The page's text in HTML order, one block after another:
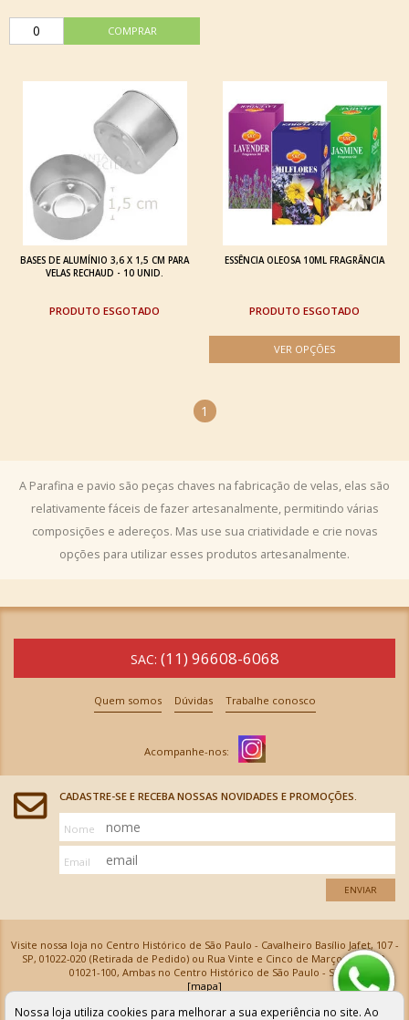
BASES DE ALUMÍNIO 3,6 X 1,5 CM PARA
VELAS RECHAUD - 10 UNID.
ESGOTADO
ESSÊNCIA OLEOSA 10ML FRAGRÂNCIA
ESGOTADO
1
A Parafina e pavio são peças chaves na fabricação de velas, elas são
relativamente fáceis de fazer artesanalmente, permitindo várias
composições e adereços. Mas use sua criatividade e crie novas
opções para utilizar esses produtos artesanalmente.
SAC: (11) 96608-6068
Quem somos Dúvidas Trabalhe conosco
CADASTRE-SE E RECEBA NOSSAS NOVIDADES E PROMOÇÕES.
Nome
Email
ENVIAR
Visite nossa loja no Centro Histórico de São Paulo - Cavalheiro Basílio Jafet, 107 -
SP, 01022-020 (Retirada de Pedido) ou Rua Vinte e Cinco de Março, 576 - SP,
01021-100, Ambas no Centro Histórico de São Paulo - SP
[mapa]
Armarinhos Santa Cecília Ltda | CNPJ: 61.069.639/0001-18
Os preços e as condições de pagamento apresentadas na loja virtual não valem para nossa loja física e
Nossa loja utiliza cookies para melhorar a sua experiência no site. Ao